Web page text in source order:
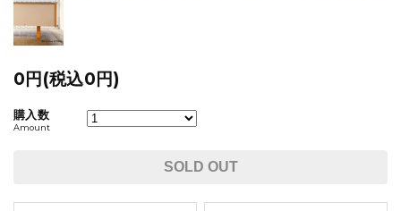
0円(税込0円)
購入数
Amount
SOLD OUT